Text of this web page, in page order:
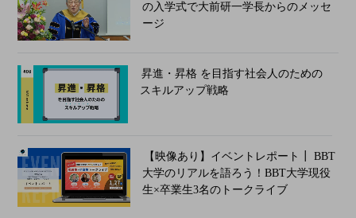
の入学式で大前研一学長からのメッセ
ージ
昇進・昇格 を目指す社会人のための
スキルアップ戦略
【映像あり】イベントレポート┃ BBT
大学のリアルを語ろう！BBT大学現役
生×卒業生3名のトークライブ​